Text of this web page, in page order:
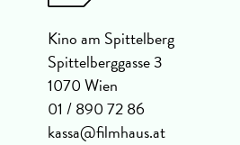
Kino am Spittelberg
Spittelberggasse 3
1070 Wien
01 / 890 72 86
kassa@filmhaus.at